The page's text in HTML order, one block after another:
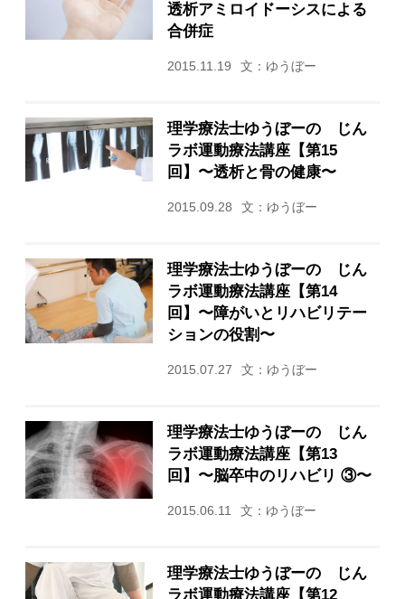
透析アミロイドーシスによる
合併症
2015.11.19 文：ゆうぼー
理学療法士ゆうぼーの じん
ラボ運動療法講座【第15
回】〜透析と骨の健康〜
2015.09.28 文：ゆうぼー
理学療法士ゆうぼーの じん
ラボ運動療法講座【第14
回】〜障がいとリハビリテー
ションの役割〜
2015.07.27 文：ゆうぼー
理学療法士ゆうぼーの じん
ラボ運動療法講座【第13
回】〜脳卒中のリハビリ ③〜
2015.06.11 文：ゆうぼー
理学療法士ゆうぼーの じん
ラボ運動療法講座【第12